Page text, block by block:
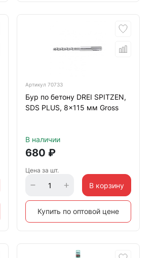
Артикул 70733
Бур по бетону DREI SPITZEN,
SDS PLUS, 8x115 мм Gross
В наличии
680 ₽
Цена за шт.
В корзину
Купить по оптовой цене